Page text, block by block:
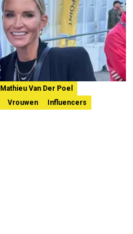
Mathieu Van Der Poel
Vrouwen
Influencers